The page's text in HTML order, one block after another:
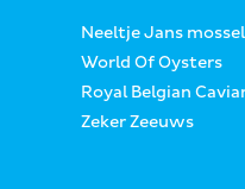
Neeltje Jans
World Of Oysters
Royal Belgian
Zeker Zeeuws